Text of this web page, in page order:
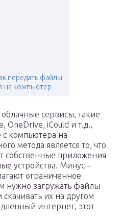
передать файлы
на компьютер
сервисы, такие
OneDrive, iCould и т.д.,
компьютера на
метода является то, что
собственные приложения
устройства. Минус –
ограниченное
нужно загружать файлы
скачивать их на другом
интернет, этот